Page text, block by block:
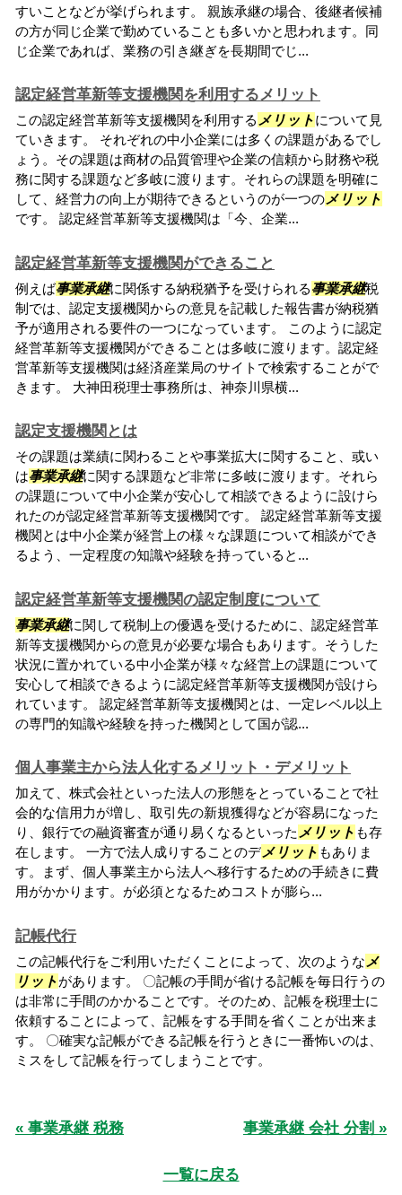
すいことなどが挙げられます。 親族承継の場合、後継者候補
の方が同じ企業で勤めていることも多いかと思われます。同
じ企業であれば、業務の引き継ぎを長期間でじ...
認定経営革新等支援機関を利用するメリット
この認定経営革新等支援機関を利用する メリットについて見
ていきます。 それぞれの中小企業には多くの課題があるでし
ょう。その課題は商材の品質管理や企業の信頼から財務や税
務に関する課題など多岐に渡ります。それらの課題を明確に
して、経営力の向上が期待できるというのが一つのメリット
です。 認定経営革新等支援機関は「今、企業...
認定経営革新等支援機関ができること
例えば事業承継に関係する納税猶予を受けられる事業承継税
制では、認定支援機関からの意見を記載した報告書が納税猶
予が適用される要件の一つになっています。 このように認定
経営革新等支援機関ができることは多岐に渡ります。認定経
営革新等支援機関は経済産業局のサイトで検索することがで
きます。 大神田税理士事務所は、神奈川県横...
認定支援機関とは
その課題は業績に関わることや事業拡大に関すること、或い
は事業承継に関する課題など非常に多岐に渡ります。それら
の課題について中小企業が安心して相談できるように設けら
れたのが認定経営革新等支援機関です。 認定経営革新等支援
機関とは中小企業が経営上の様々な課題について相談ができ
るよう、一定程度の知識や経験を持っていると...
認定経営革新等支援機関の認定制度について
事業承継に関して税制上の優遇を受けるために、認定経営革
新等支援機関からの意見が必要な場合もあります。そうした
状況に置かれている中小企業が様々な経営上の課題について
安心して相談できるように認定経営革新等支援機関が設けら
れています。 認定経営革新等支援機関とは、一定レベル以上
の専門的知識や経験を持った機関として国が認...
個人事業主から法人化するメリット・デメリット
加えて、株式会社といった法人の形態をとっていることで社
会的な信用力が増し、取引先の新規獲得などが容易になった
り、銀行での融資審査が通り易くなるといった メリット も存
在します。 一方で法人成りすることのデメリット もありま
す。まず、個人事業主から法人へ移行するための手続きに費
用がかかります。が必須となるためコストが膨ら...
記帳代行
この記帳代行をご利用いただくことによって、次のような メ
リットがあります。 〇記帳の手間が省ける記帳を毎日行うの
は非常に手間のかかることです。そのため、記帳を税理士に
依頼することによって、記帳をする手間を省くことが出来ま
す。 〇確実な記帳ができる記帳を行うときに一番怖いのは、
ミスをして記帳を行ってしまうことです。
« 事業承継 税務 事業承継 会社 分割 »
一覧に戻る